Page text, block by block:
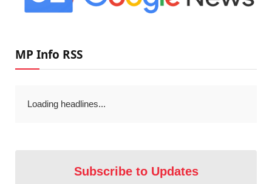
MP Info RSS
Loading headlines...
Subscribe to Updates